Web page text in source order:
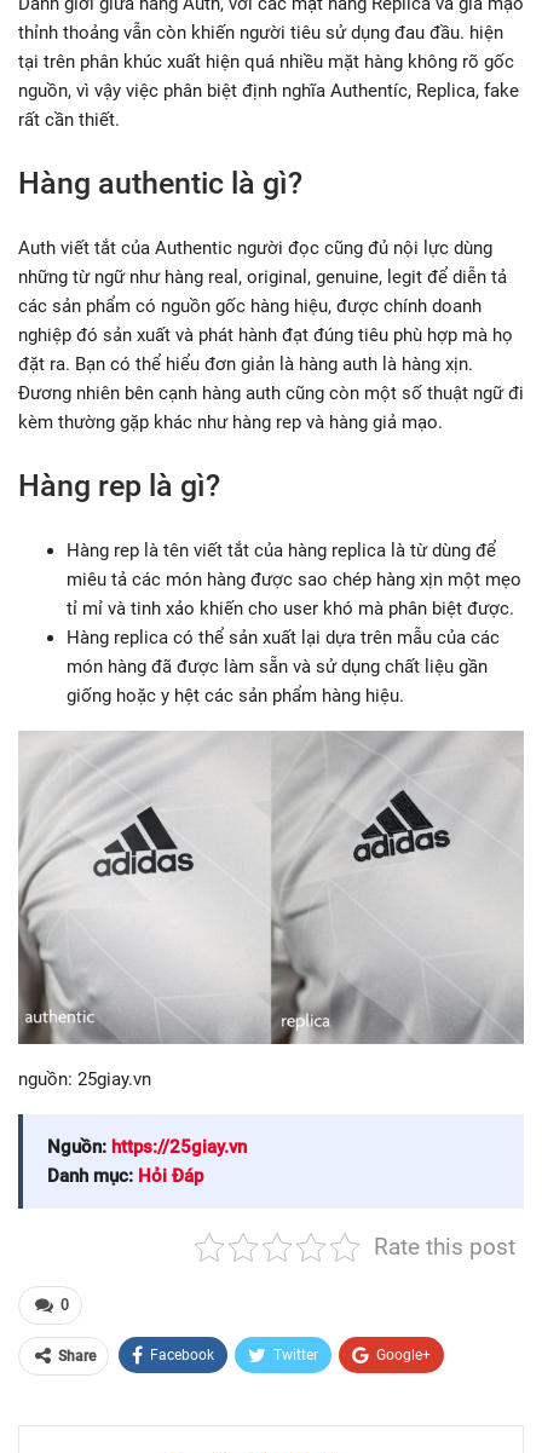
thỉnh thoảng vẫn còn khiến người tiêu sử dụng đau đầu. hiện
tại trên phân khúc xuất hiện quá nhiều mặt hàng không rõ gốc
nguồn, vì vậy việc phân biệt định nghĩa Authentíc, Replica, fake
rất cần thiết.
Hàng authentic là gì?
Auth viết tắt của Authentic người đọc cũng đủ nội lực dùng
những từ ngữ như hàng real, original, genuine, legit để diễn tả
các sản phẩm có nguồn gốc hàng hiệu, được chính doanh
nghiệp đó sản xuất và phát hành đạt đúng tiêu phù hợp mà họ
đặt ra. Bạn có thể hiểu đơn giản là hàng auth là hàng xịn.
Đương nhiên bên cạnh hàng auth cũng còn một số thuật ngữ đi
kèm thường gặp khác như hàng rep và hàng giả mạo.
Hàng rep là gì?
Hàng rep là tên viết tắt của hàng replica là từ dùng để
miêu tả các món hàng được sao chép hàng xịn một mẹo
tỉ mỉ và tinh xảo khiến cho user khó mà phân biệt được.
Hàng replica có thể sản xuất lại dựa trên mẫu của các
món hàng đã được làm sẵn và sử dụng chất liệu gần
giống hoặc y hệt các sản phẩm hàng hiệu.
nguồn: 25giay.vn
Nguồn: https://25giay.vn
Danh mục: Hỏi Đáp
Rate this post
0
Share Facebook Twitter Google+